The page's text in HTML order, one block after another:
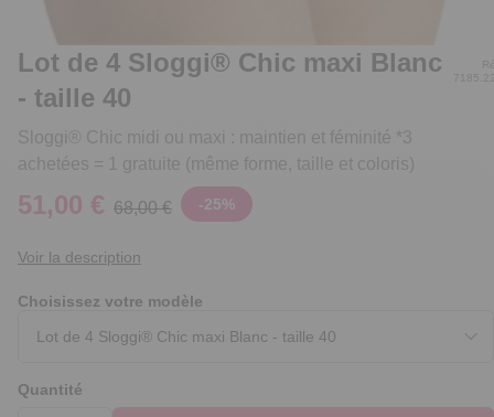
Lot de 4 Sloggi® Chic maxi Blanc
- taille 40
Sloggi® Chic midi ou maxi : maintien et féminité *3
achetées = 1 gratuite (même forme, taille et coloris)
51,00 € 68,00 € -25%
Voir la description
Choisissez votre modèle
Quantité